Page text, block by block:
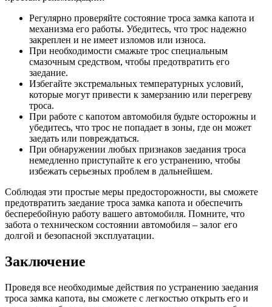
Регулярно проверяйте состояние троса замка капота и
механизма его работы. Убедитесь, что трос надежно
закреплен и не имеет изломов или износа.
При необходимости смажьте трос специальным
смазочным средством, чтобы предотвратить его
заедание.
Избегайте экстремальных температурных условий,
которые могут привести к замерзанию или перегреву
троса.
При работе с капотом автомобиля будьте осторожны и
убедитесь, что трос не попадает в зоны, где он может
заедать или повреждаться.
При обнаружении любых признаков заедания троса
немедленно приступайте к его устранению, чтобы
избежать серьезных проблем в дальнейшем.
Соблюдая эти простые меры предосторожности, вы сможете
предотвратить заедание троса замка капота и обеспечить
бесперебойную работу вашего автомобиля. Помните, что
забота о техническом состоянии автомобиля – залог его
долгой и безопасной эксплуатации.
Заключение
Проведя все необходимые действия по устранению заедания
троса замка капота, вы сможете с легкостью открыть его и